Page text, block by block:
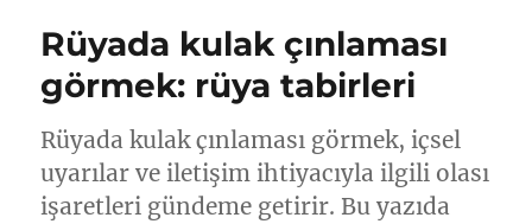
Rüyada kulak çınlaması
görmek: rüya tabirleri
Rüyada kulak çınlaması görmek, içsel
uyarılar ve iletişim ihtiyacıyla ilgili olası
işaretleri gündeme getirir. Bu yazıda